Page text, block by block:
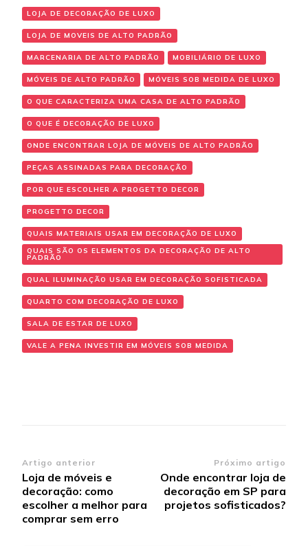
LOJA DE DECORAÇÃO DE LUXO
LOJA DE MOVEIS DE ALTO PADRÃO
MARCENARIA DE ALTO PADRÃO MOBILIÁRIO DE LUXO
MÓVEIS DE ALTO PADRÃO MÓVEIS SOB MEDIDA DE LUXO
O QUE CARACTERIZA UMA CASA DE ALTO PADRÃO
O QUE É DECORAÇÃO DE LUXO
ONDE ENCONTRAR LOJA DE MÓVEIS DE ALTO PADRÃO
PEÇAS ASSINADAS PARA DECORAÇÃO
POR QUE ESCOLHER A PROGETTO DECOR
PROGETTO DECOR
QUAIS MATERIAIS USAR EM DECORAÇÃO DE LUXO
QUAIS SÃO OS ELEMENTOS DA DECORAÇÃO DE ALTO
PADRÃO
QUAL ILUMINAÇÃO USAR EM DECORAÇÃO SOFISTICADA
QUARTO COM DECORAÇÃO DE LUXO
SALA DE ESTAR DE LUXO
VALE A PENA INVESTIR EM MÓVEIS SOB MEDIDA
Navegação de post
Artigo anterior
Loja de móveis e
decoração: como
escolher a melhor para
comprar sem erro
Próximo artigo
Onde encontrar loja de
decoração em SP para
projetos sofisticados?